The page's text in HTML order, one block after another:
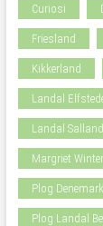
Curiosi
Friesland
Kikkerland
Landal
Landal
Margriet
Plog
Plog Landal